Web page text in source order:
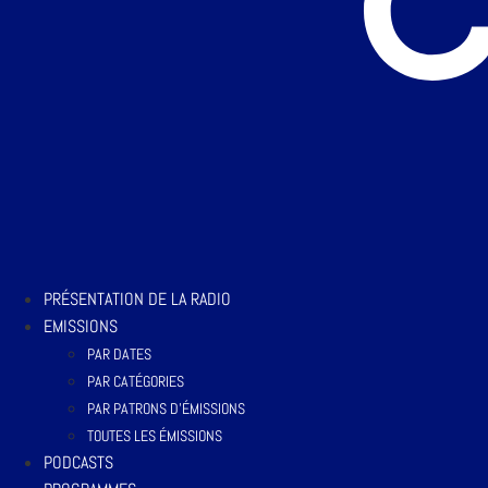
PRÉSENTATION DE LA RADIO
EMISSIONS
PAR DATES
PAR CATÉGORIES
PAR PATRONS D’ÉMISSIONS
TOUTES LES ÉMISSIONS
PODCASTS